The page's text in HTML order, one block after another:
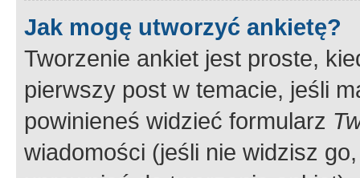
Jak mogę utworzyć ankietę?
Tworzenie ankiet jest proste,
pierwszy post w temacie, jeśli
powinieneś widzieć formularz
wiadomości (jeśli nie widzisz